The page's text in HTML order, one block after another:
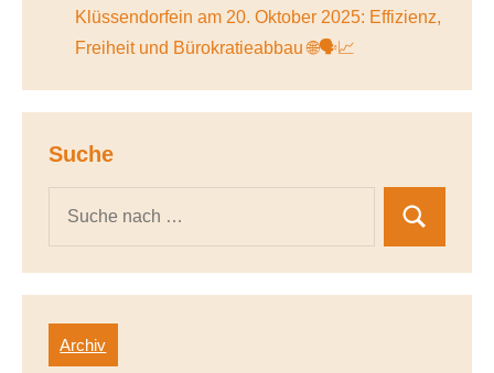
Klüssendorfein am 20. Oktober 2025: Effizienz,
Freiheit und Bürokratieabbau 🌐🗣️📈
Suche
Archiv